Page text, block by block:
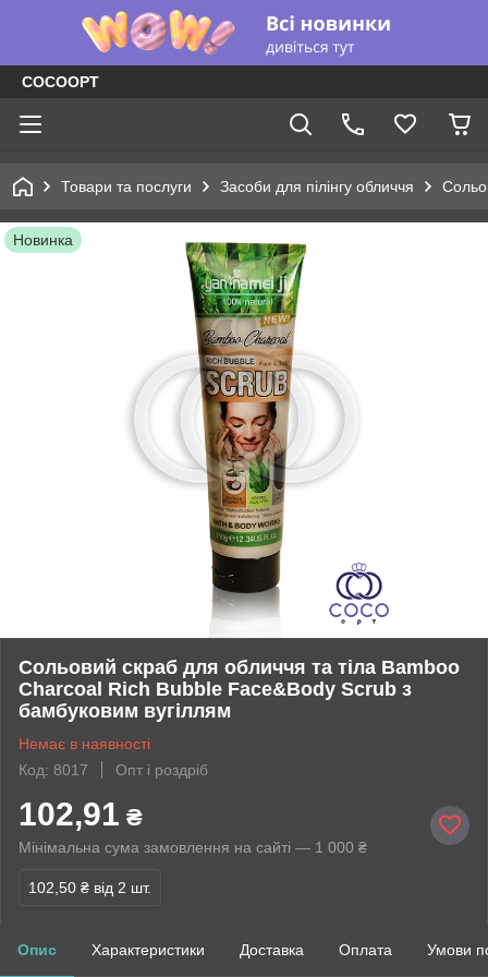
COCOOPT
Товари та послуги Засоби для пілінгу обличчя
Новинка
Сольовий скраб для обличчя та тіла Bamboo
Charcoal Rich Bubble Face&Body Scrub з
бамбуковим вугіллям
Немає в наявності
Код: 8017
Опт і роздріб
102,91 ₴
Мінімальна сума замовлення на сайті — 1 000 ₴
102,50 ₴ від 2 шт.
Опис Характеристики Доставка Оплата Умови